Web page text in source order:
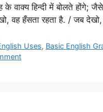
वाक्य हिन्दी में बोलते होंगे;
वह हँसता रहता है. / जब
Uses, Basic English